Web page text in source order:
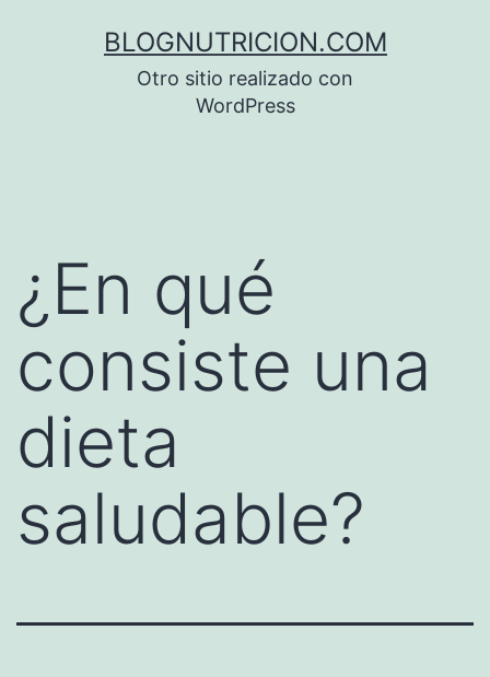
BLOGNUTRICION.COM
Otro sitio realizado con
WordPress
¿En qué
consiste una
dieta
saludable?